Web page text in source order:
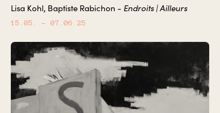
Lisa Kohl, Baptiste Rabichon - Endroits | Ailleurs
15.05. – 07.06.25